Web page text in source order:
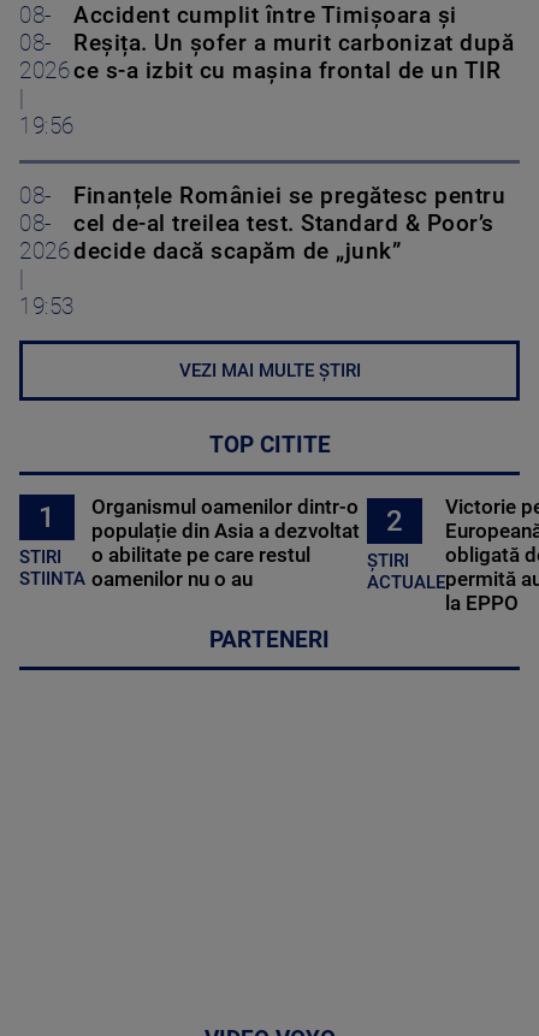
08-
08-
2026
19:56
Accident cumplit între Timișoara și
Reșița. Un șofer a murit carbonizat după
ce s-a izbit cu mașina frontal de un TIR
08-
08-
2026
19:53
Finanțele României se pregătesc pentru
cel de-al treilea test. Standard & Poor’s
decide dacă scapăm de „junk”
VEZI MAI MULTE ȘTIRI
TOP CITITE
1
STIRI
STIINTA
Organismul oamenilor dintr-o
populație din Asia a dezvoltat
o abilitate pe care restul
oamenilor nu o au
2
ȘTIRI
ACTUALE
Victorie
obligată
permită
la EPPO
PARTENERI